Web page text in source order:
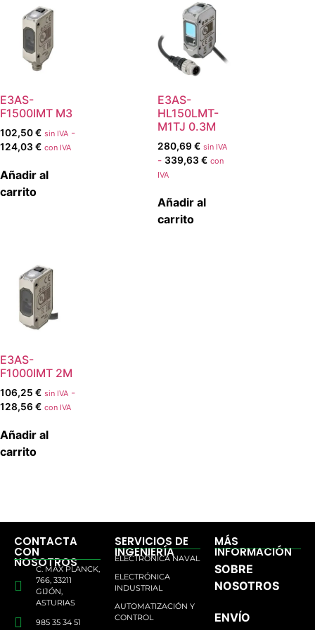
E3AS-
F1500IMT M3
102,50€ sin IVA -
124,03 € con IVA
Añadir al
carrito
E3AS-
HL150LMT-
M1TJ 0.3M
280,69€ sin IVA
- 339,63 € con
IVA
Añadir al
carrito
E3AS-
F1000IMT 2M
106,25 € sin IVA -
128,56 € con IVA
Añadir al
carrito
CONTACTA
CON
NOSOTROS
C. MAX PLANCK,
766, 33211
GIJÓN,
ASTURIAS
985 35 34 51
SERVICIOS DE
INGENIERÍA
ELECTRÓNICA NAVAL
ELECTRÓNICA
INDUSTRIAL
AUTOMATIZACIÓN Y
CONTROL
MÁS
INFORMACIÓN
SOBRE
NOSOTROS
ENVÍO